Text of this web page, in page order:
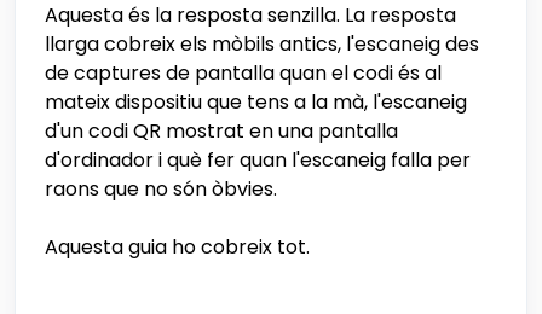
Aquesta és la resposta senzilla. La resposta
llarga cobreix els mòbils antics, l'escaneig des
de captures de pantalla quan el codi és al
mateix dispositiu que tens a la mà, l'escaneig
d'un codi QR mostrat en una pantalla
d'ordinador i què fer quan l'escaneig falla per
raons que no són òbvies.
Aquesta guia ho cobreix tot.